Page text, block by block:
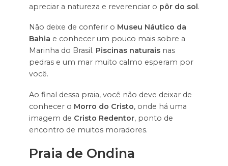
apreciar a natureza e reverenciar o pôr do sol.
Não deixe de conferir o Museu Náutico da
Bahia e conhecer um pouco mais sobre a
Marinha do Brasil. Piscinas naturaisnas
pedras e um mar muito calmo esperam por
você.
Ao final dessa praia, você não deve deixar de
conhecer o Morro do Cristo, onde há uma
imagem de Cristo Redentor, ponto de
encontro de muitos moradores.
Praia de Ondina